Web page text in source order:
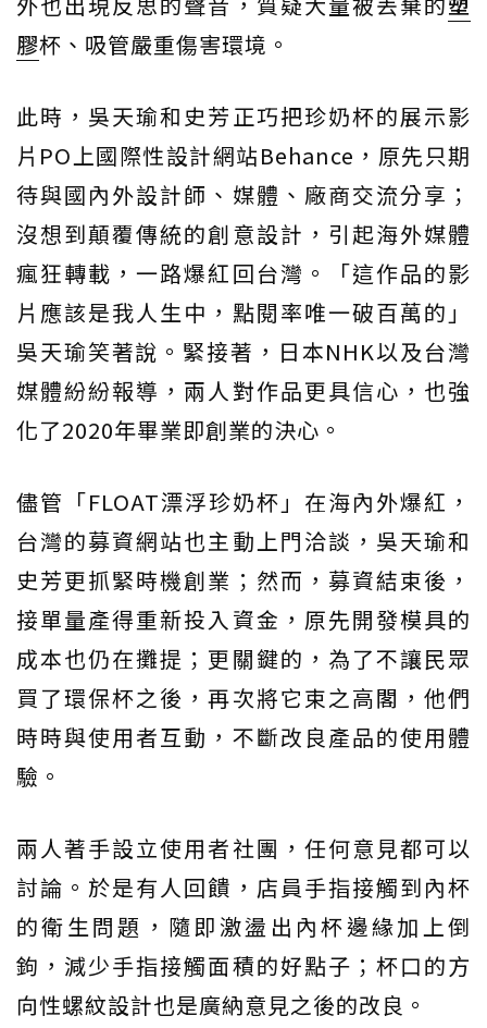
膠杯、吸管嚴重傷害環境。
此時，吳天瑜和史芳正巧把珍奶杯的展示影
片PO上國際性設計網站Behance，原先只期
待與國內外設計師、媒體、廠商交流分享；
沒想到顛覆傳統的創意設計，引起海外媒體
瘋狂轉載，一路爆紅回台灣。「這作品的影
片應該是我人生中，點閱率唯一破百萬的」
吳天瑜笑著說。緊接著，日本NHK以及台灣
媒體紛紛報導，兩人對作品更具信心，也強
化了2020年畢業即創業的決心。
儘管「FLOAT漂浮珍奶杯」在海內外爆紅，
台灣的募資網站也主動上門洽談，吳天瑜和
史芳更抓緊時機創業；然而，募資結束後，
接單量產得重新投入資金，原先開發模具的
成本也仍在攤提；更關鍵的，為了不讓民眾
買了環保杯之後，再次將它束之高閣，他們
時時與使用者互動，不斷改良產品的使用體
驗。
兩人著手設立使用者社團，任何意見都可以
討論。於是有人回饋，店員手指接觸到內杯
的衛生問題，隨即激盪出內杯邊緣加上倒
鉤，減少手指接觸面積的好點子；杯口的方
向性螺紋設計也是廣納意見之後的改良。